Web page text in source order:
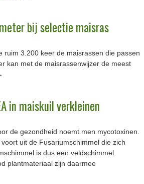
bij selectie maisras
ruim 3.200 keer de maisrassen die passen
kan met de maisrassenwijzer de meest
in maiskuil verkleinen
de gezondheid noemt men mycotoxinen.
uit de Fusariumschimmel die zich
is dus een veldschimmel.
plantmateriaal zijn daarmee